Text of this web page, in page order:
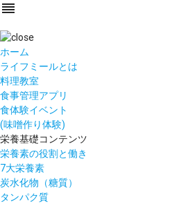
reorder
ホーム
ライフミールとは
料理教室
食事管理アプリ
食体験イベント
(味噌作り体験)
栄養基礎コンテンツ
栄養素の役割と働き
7大栄養素
炭水化物（糖質）
タンパク質